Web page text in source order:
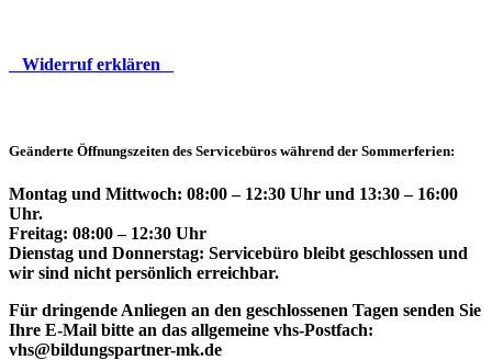
Widerruf erklären
Geänderte Öffnungszeiten des Servicebüros während der Sommerferien:
Montag und Mittwoch: 08:00 – 12:30 Uhr und 13:30 – 16:00
Uhr.
Freitag: 08:00 – 12:30 Uhr
Dienstag und Donnerstag: Servicebüro bleibt geschlossen und
wir sind nicht persönlich erreichbar.
Für dringende Anliegen an den geschlossenen Tagen senden Sie
Ihre E-Mail bitte an das allgemeine vhs-Postfach:
vhs@bildungspartner-mk.de